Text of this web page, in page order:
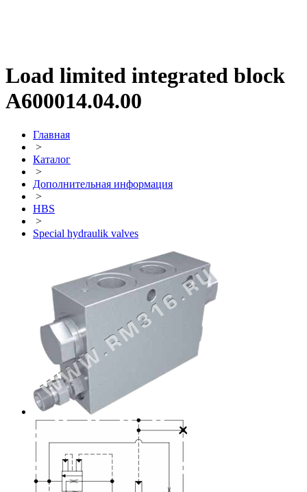
Load limited integrated block
A600014.04.00
Главная
>
Каталог
>
Дополнительная информация
>
HBS
>
Special hydraulik valves